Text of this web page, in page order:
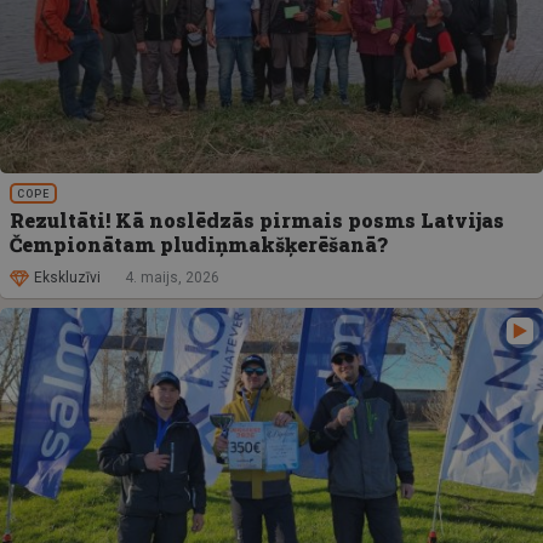
COPE
Rezultāti! Kā noslēdzās pirmais posms Latvijas
Čempionātam pludiņmakšķerēšanā?
Ekskluzīvi 4. maijs, 2026